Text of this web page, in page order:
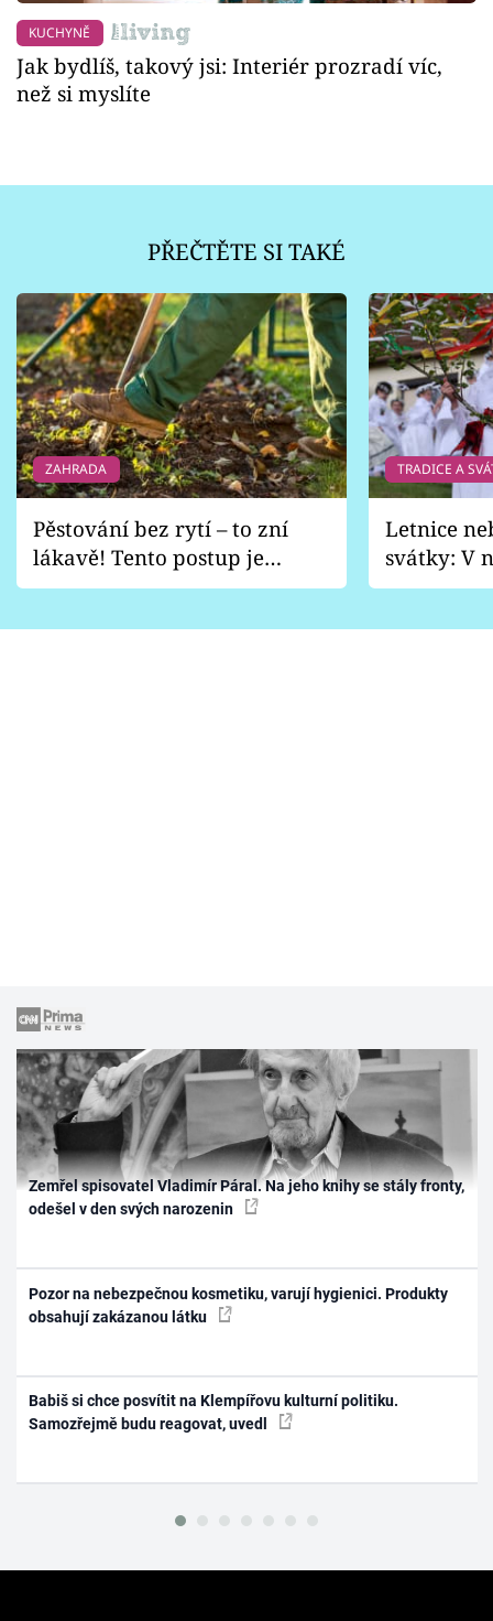
KUCHYNĚ
Jak bydlíš, takový jsi: Interiér prozradí víc,
než si myslíte
PŘEČTĚTE SI TAKÉ
ZAHRADA
Pěstování bez rytí – to zní
lákavě! Tento postup je
vhodný jen pro některé
TRADICE A
Letnice
svátky: V
pondělí
Zemřel spisovatel Vladimír Páral. Na jeho knihy se stály fronty,
odešel v den svých narozenin
Pozor na nebezpečnou kosmetiku, varují hygienici. Produkty
obsahují zakázanou látku
Babiš si chce posvítit na Klempířovu kulturní politiku.
Samozřejmě budu reagovat, uvedl